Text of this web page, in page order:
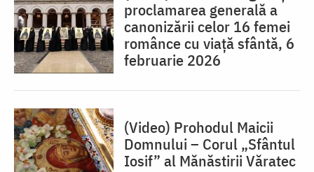
proclamarea generală a
canonizării celor 16 femei
românce cu viață sfântă, 6
februarie 2026
(Video) Prohodul Maicii
Domnului – Corul „Sfântul
Iosif” al Mănăstirii Văratec